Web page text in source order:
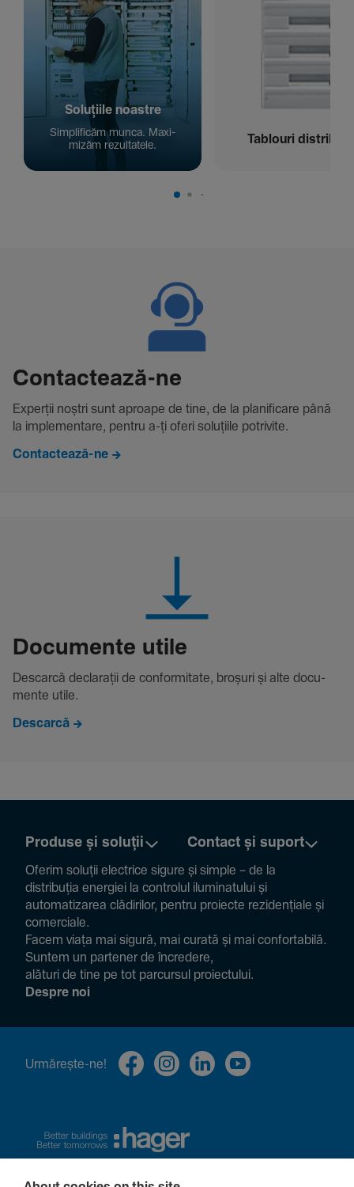
Solu­țiile noastre
Simpli­ficăm munca. Maxi­
mizăm rezul­ta­tele.
Tablouri
Contac­tează-ne
Experții noștri sunt aproape de tine, de la plani­fi­care până
la imple­men­tare, pentru a-ți oferi solu­țiile potri­vite.
Contactează-ne
Docu­mente utile
Descarcă decla­rații de conformitate, broșuri și alte docu­
mente utile.
Descarcă
Produse și soluții Contact și suport
Oferim soluții electrice sigure și simple – de la
distribuția energiei la controlul ilumi­na­tului și
auto­ma­ti­zarea clădi­rilor, pentru proiecte rezi­den­țiale și
comer­ciale.
Facem viața mai sigură, mai curată și mai confor­ta­bilă.
Suntem un partener de încre­dere,
alături de tine pe tot parcursul proiec­tului.
Despre noi
Urmă­rește-ne!